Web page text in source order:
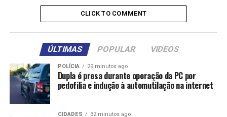
assumiu o compromisso de mediar uma conciliação
entre os governos de Mato Grosso e do Pará, estado que
também tem tido dificuldades com a Moratória da Soja.
Estamos todos unidos em defesa de um dos pilares mais
importantes da nossa economia: o agronegócio”,
afirmou Max Russi.
A deputada Janaina Riva reforçou a importância da lei
para o desenvolvimento econômico e social de Mato
Grosso e informou que o senador Wellington Fagundes
CLICK TO COMMENT
ÚLTIMAS POPULAR VIDEOS
POLÍCIA 29 minutos ago
Dupla é presa durante operação da PC por
pedofilia e indução à automutilação na internet
CIDADES 32 minutos ago